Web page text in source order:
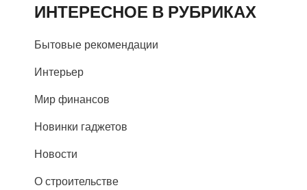
ИНТЕРЕСНОЕ В РУБРИКАХ
Бытовые рекомендации
Интерьер
Мир финансов
Новинки гаджетов
Новости
О строительстве